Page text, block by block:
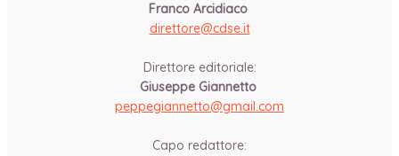
Franco Arcidiaco
direttore@cdse.it
Direttore editoriale:
Giuseppe Giannetto
peppegiannetto@gmail.com
Capo redattore: